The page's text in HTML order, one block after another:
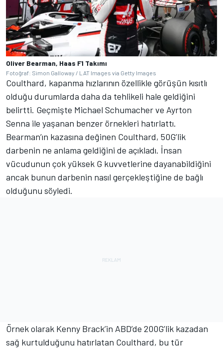
Oliver Bearman, Haas F1 Takımı
Fotoğraf: Simon Galloway / LAT Images via Getty Images
Coulthard, kapanma hızlarının özellikle görüşün kısıtlı
olduğu durumlarda daha da tehlikeli hale geldiğini
belirtti. Geçmişte Michael Schumacher ve Ayrton
Senna ile yaşanan benzer örnekleri hatırlattı.
Bearman’ın kazasına değinen Coulthard, 50G’lik
darbenin ne anlama geldiğini de açıkladı. İnsan
vücudunun çok yüksek G kuvvetlerine dayanabildiğini
ancak bunun darbenin nasıl gerçekleştiğine de bağlı
olduğunu söyledi.
Örnek olarak Kenny Brack’in ABD’de 200G’lik kazadan
sağ kurtulduğunu hatırlatan Coulthard, bu tür